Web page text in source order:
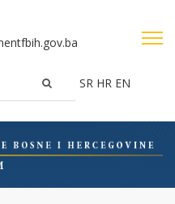
SR HR EN